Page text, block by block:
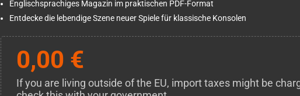
Englischsprachiges Magazin im praktischen PDF-Format
Entdecke die lebendige Szene neuer Spiele für klassische Konsolen
0,00 €
If you are living outside of the EU, import taxes might be